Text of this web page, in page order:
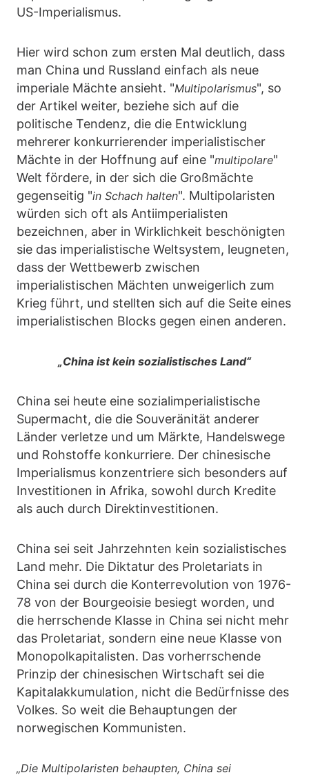
US-Imperialismus.
Hier wird schon zum ersten Mal deutlich, dass
man China und Russland einfach als neue
imperiale Mächte ansieht. "Multipolarismus", so
der Artikel weiter, beziehe sich auf die
politische Tendenz, die die Entwicklung
mehrerer konkurrierender imperialistischer
Mächte in der Hoffnung auf eine "multipolare"
Welt fördere, in der sich die Großmächte
gegenseitig "in Schach halten". Multipolaristen
würden sich oft als Antiimperialisten
bezeichnen, aber in Wirklichkeit beschönigten
sie das imperialistische Weltsystem, leugneten,
dass der Wettbewerb zwischen
imperialistischen Mächten unweigerlich zum
Krieg führt, und stellten sich auf die Seite eines
imperialistischen Blocks gegen einen anderen.
„China ist kein sozialistisches Land“
China sei heute eine sozialimperialistische
Supermacht, die die Souveränität anderer
Länder verletze und um Märkte, Handelswege
und Rohstoffe konkurriere. Der chinesische
Imperialismus konzentriere sich besonders auf
Investitionen in Afrika, sowohl durch Kredite
als auch durch Direktinvestitionen.
China sei seit Jahrzehnten kein sozialistisches
Land mehr. Die Diktatur des Proletariats in
China sei durch die Konterrevolution von 1976-
78 von der Bourgeoisie besiegt worden, und
die herrschende Klasse in China sei nicht mehr
das Proletariat, sondern eine neue Klasse von
Monopolkapitalisten. Das vorherrschende
Prinzip der chinesischen Wirtschaft sei die
Kapitalakkumulation, nicht die Bedürfnisse des
Volkes. So weit die Behauptungen der
norwegischen Kommunisten.
„Die Multipolaristen behaupten, China sei